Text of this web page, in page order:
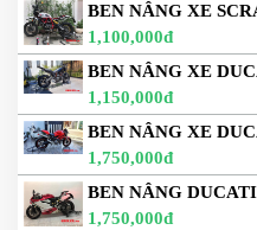
BEN NÂNG XE
1,100,000đ
BEN NÂNG XE
1,150,000đ
BEN NÂNG XE
1,750,000đ
BEN NÂNG
1,750,000đ